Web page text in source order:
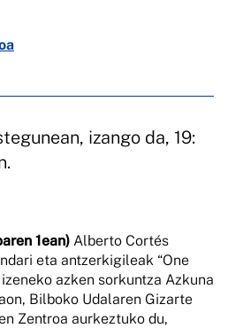
izango da, 19:
1ean) Alberto Cortés
eta antzerkigileak “One
azken sorkuntza Azkuna
Bilboko Udalaren Gizarte
Zentroa aurkeztuko du,